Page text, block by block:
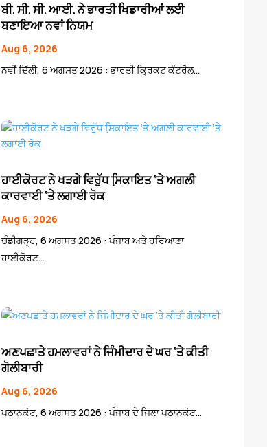
ਬੀ. ਸੀ. ਸੀ. ਆਈ. ਨੇ ਭਾਰਤੀ ਖਿਡਾਰੀਆਂ ਲਈ
ਬਣਾਇਆ ਨਵਾਂ ਨਿਯਮ
Aug 6, 2026
ਨਵੀਂ ਦਿੱਲੀ, 6 ਅਗਸਤ 2026 : ਭਾਰਤੀ ਕ੍ਰਿਕਟ ਕੰਟਰੋਲ...
ਹਾਈਕੋਰਟ ਨੇ ਖੜਗੇ ਵਿਰੁੱਧ ਸਿ਼ਕਾਇਤ ‘ਤੇ ਅਗਲੀ
ਕਾਰਵਾਈ ‘ਤੇ ਲਗਾਈ ਰੋਕ
Aug 6, 2026
ਚੰਡੀਗੜ੍ਹ, 6 ਅਗਸਤ 2026 : ਪੰਜਾਬ ਅਤੇ ਹਰਿਆਣਾ
ਹਾਈਕੋਰਟ...
ਅਣਪਛਾਤੇ ਹਮਲਾਵਰਾਂ ਨੇ ਜਿੰਮੀਦਾਰ ਦੇ ਘਰ ‘ਤੇ ਕੀਤੀ
ਗੋਲੀਬਾਰੀ
Aug 6, 2026
ਪਠਾਨਕੋਟ, 6 ਅਗਸਤ 2026 : ਪੰਜਾਬ ਦੇ ਜਿਲਾ ਪਠਾਨਕੋਟ...